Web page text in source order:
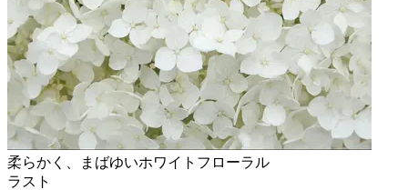
柔らかく、まばゆいホワイトフローラル
ラスト